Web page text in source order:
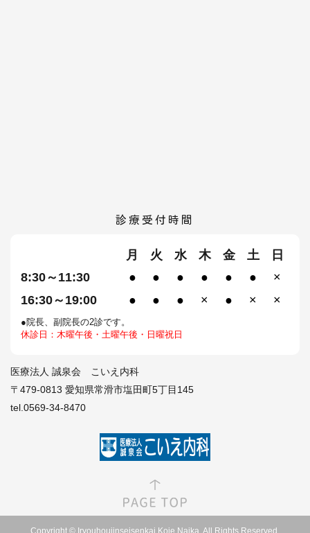
診療受付時間
月 火 水 木 金 土
日
8:30～11:30
● ● ● ● ● ●
×
16:30～19:00
● ● ● × ● × ×
●院長、副院長の2診です。
休診日：木曜午後・土曜午後・日曜祝日
医療法人 誠泉会 こいえ内科
〒479-0813 愛知県常滑市塩田町5丁目145
tel.0569-34-8470
Copyright © Iryouhoujinseisenkai Koie Naika. All Rights Reserved.